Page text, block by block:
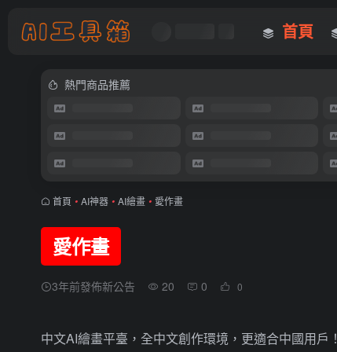
首頁
熱門商品推薦
首頁 • AI神器 • AI繪畫 • 愛作畫
愛作畫
3年前發佈新公告 20 0 0
中文AI繪畫平臺，全中文創作環境，更適合中國用戶！